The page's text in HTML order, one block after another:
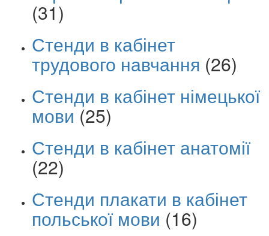
(31)
Стенди в кабінет
трудового навчання (26)
Стенди в кабінет німецької
мови (25)
Стенди в кабінет анатомії
(22)
Стенди плакати в кабінет
польської мови (16)